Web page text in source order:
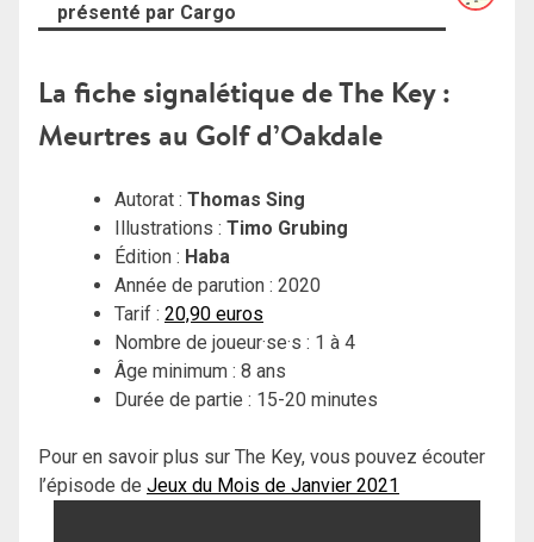
présenté par Cargo
La fiche signalétique de The Key :
Meurtres au Golf d’Oakdale
Autorat : Thomas Sing
Illustrations : Timo Grubing
Édition : Haba
Année de parution : 2020
Tarif : 20,90 euros
Nombre de joueur·se·s : 1 à 4
Âge minimum : 8 ans
Durée de partie : 15-20 minutes
Pour en savoir plus sur The Key, vous pouvez écouter
l’épisode de Jeux du Mois de Janvier 2021